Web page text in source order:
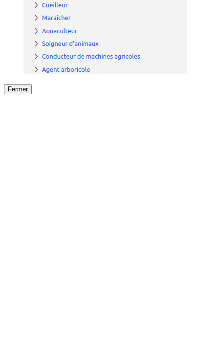
Fermer